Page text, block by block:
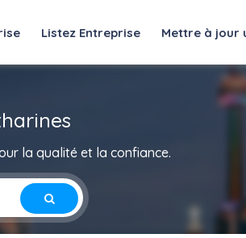
Listez Entreprise Mettre à jour
la qualité et la confiance.